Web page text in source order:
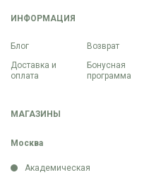
ИНФОРМАЦИЯ
Блог
Доставка и
оплата
Возврат
Бонусная
программа
МАГАЗИНЫ
Москва
Академическая